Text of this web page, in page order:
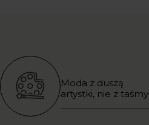
Moda z duszą
artystki, nie z taśmy